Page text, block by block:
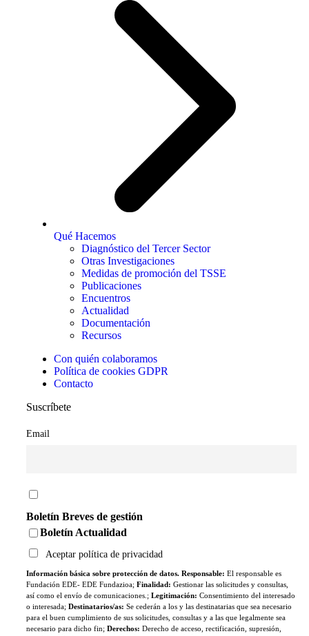
Qué Hacemos
Diagnóstico del Tercer Sector
Otras Investigaciones
Medidas de promoción del TSSE
Publicaciones
Encuentros
Actualidad
Documentación
Recursos
Con quién colaboramos
Política de cookies GDPR
Contacto
Suscríbete
Email
Boletín Breves de gestión
Boletín Actualidad
Aceptar política de privacidad
Información básica sobre protección de datos. Responsable: El responsable es
Fundación EDE- EDE Fundazioa; Finalidad: Gestionar las solicitudes y consultas,
así como el envío de comunicaciones.; Legitimación: Consentimiento del interesado
o interesada; Destinatarios/as: Se cederán a los y las destinatarias que sea necesario
para el buen cumplimiento de sus solicitudes, consultas y a las que legalmente sea
necesario para dicho fin; Derechos: Derecho de acceso, rectificación, supresión,